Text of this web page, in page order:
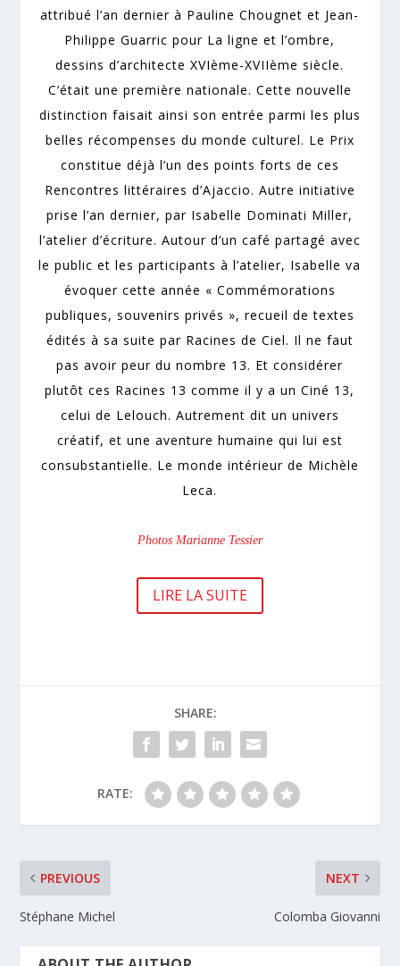
attribué l’an dernier à Pauline Chougnet et Jean-
Philippe Guarric pour La ligne et l’ombre,
dessins d’architecte XVIème-XVIIème siècle.
C’était une première nationale. Cette nouvelle
distinction faisait ainsi son entrée parmi les plus
belles récompenses du monde culturel. Le Prix
constitue déjà l’un des points forts de ces
Rencontres littéraires d’Ajaccio. Autre initiative
prise l’an dernier, par Isabelle Dominati Miller,
l’atelier d’écriture. Autour d’un café partagé avec
le public et les participants à l’atelier, Isabelle va
évoquer cette année « Commémorations
publiques, souvenirs privés », recueil de textes
édités à sa suite par Racines de Ciel. Il ne faut
pas avoir peur du nombre 13. Et considérer
plutôt ces Racines 13 comme il y a un Ciné 13,
celui de Lelouch. Autrement dit un univers
créatif, et une aventure humaine qui lui est
consubstantielle. Le monde intérieur de Michèle
Leca.
Photos Marianne Tessier
LIRE LA SUITE
SHARE:
RATE:
PREVIOUS
Stéphane Michel
NEXT
Colomba Giovanni